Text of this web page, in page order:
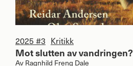
2025 #3 Kritikk
Mot slutten av vandringen?
Av Ragnhild Freng Dale